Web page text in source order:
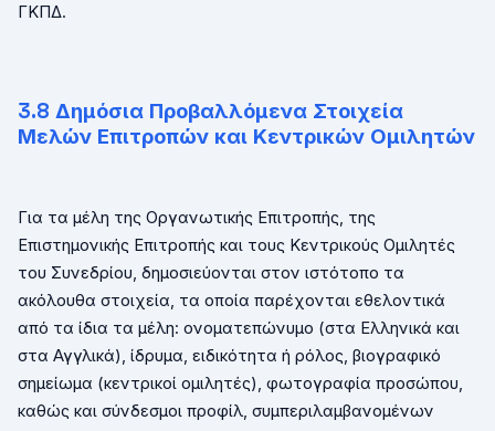
ΓΚΠΔ.
3.8 Δημόσια Προβαλλόμενα Στοιχεία
Μελών Επιτροπών και Κεντρικών Ομιλητών
Για τα μέλη της Οργανωτικής Επιτροπής, της
Επιστημονικής Επιτροπής και τους Κεντρικούς Ομιλητές
του Συνεδρίου, δημοσιεύονται στον ιστότοπο τα
ακόλουθα στοιχεία, τα οποία παρέχονται εθελοντικά
από τα ίδια τα μέλη: ονοματεπώνυμο (στα Ελληνικά και
στα Αγγλικά), ίδρυμα, ειδικότητα ή ρόλος, βιογραφικό
σημείωμα (κεντρικοί ομιλητές), φωτογραφία προσώπου,
καθώς και σύνδεσμοι προφίλ, συμπεριλαμβανομένων